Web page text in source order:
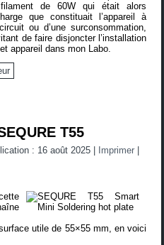
de 60W qui était alors
que constituait l’appareil à
ou d’une surconsommation,
de faire disjoncter l’installation
appareil dans mon Labo.
T55
: 16 août 2025 | Imprimer |
utile de 55×55 mm, en voici